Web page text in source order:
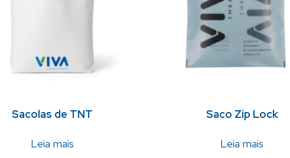
Sacolas de TNT
Leia mais
Saco Zip Lock
Leia mais